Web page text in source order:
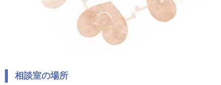
相談室の場所